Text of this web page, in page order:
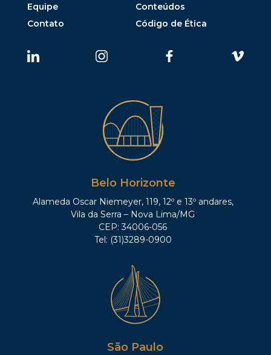
Equipe
Conteúdos
Contato
Código de Ética
Belo Horizonte
Alameda Oscar Niemeyer, 119, 12º e 13º andares,
Vila da Serra – Nova Lima/MG
CEP: 34006-056
Tel: (31)3289-0900
São Paulo